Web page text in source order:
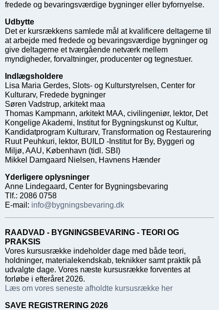
fredede og bevaringsværdige bygninger eller byfornyelse.
Udbytte
Det er kursrækkens samlede mål at kvalificere deltagerne til
at arbejde med fredede og bevaringsværdige bygninger og
give deltagerne et tværgående netværk mellem
myndigheder, forvaltninger, producenter og tegnestuer.
Indlægsholdere
Lisa Maria Gerdes, Slots- og Kulturstyrelsen, Center for
Kulturarv, Fredede bygninger
Søren Vadstrup, arkitekt maa
Thomas Kampmann, arkitekt MAA, civilingeniør, lektor, Det
Kongelige Akademi, Institut for Bygningskunst og Kultur,
Kandidatprogram Kulturarv, Transformation og Restaurering
Ruut Peuhkuri, lektor, BUILD -Institut for By, Byggeri og
Miljø, AAU, København (tidl. SBI)
Mikkel Damgaard Nielsen, Havnens Hænder
Yderligere oplysninger
Anne Lindegaard, Center for Bygningsbevaring
Tlf.: 2086 0758
E-mail: info@bygningsbevaring.dk
RAADVAD - BYGNINGSBEVARING - TEORI OG
PRAKSIS
Vores kursusrække indeholder dage med både teori,
holdninger, materialekendskab, teknikker samt praktik på
udvalgte dage. Vores næste kursusrække forventes at
forløbe i efteråret 2026.
Læs om vores seneste afholdte kursusrække her
SAVE REGISTRERING 2026